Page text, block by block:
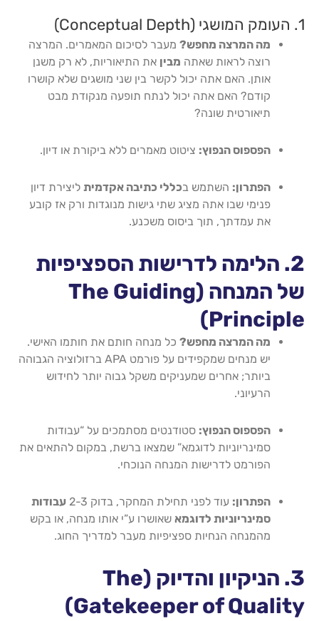
1. העומק המושגי (Conceptual Depth)
מה המרצה מחפש? מעבר לסיכום המאמרים. המרצה
רוצה לראות שאתה מבין את התיאוריות, לא רק משנן
אותן. האם אתה יכול לקשר בין שני מושגים שלא קושרו
קודם? האם אתה יכול לנתח תופעה מנקודת מבט
תיאורטית שונה?
הפספוס הנפוץ: ציטוט מאמרים ללא ביקורת או דיון.
הפתרון: השתמש בכללי כתיבה אקדמית ליצירת דיון
פנימי שבו אתה מציג שתי גישות מנוגדות ורק אז קובע
את עמדתך, תוך ביסוס משכנע.
2. הלימה לדרישות הספציפיות
של המנחה (The Guiding
Principle)
מה המרצה מחפש? כל מנחה חותם את חותמו האישי.
יש מנחים שמקפידים על פורמט APA ברזולוציה הגבוהה
ביותר; אחרים שמעניקים משקל גבוה יותר לחידוש
הרעיוני.
הפספוס הנפוץ: סטודנטים מסתמכים על “עבודות
סמינריוניות לדוגמא” שמצאו ברשת, במקום להתאים את
הפורמט לדרישות המנחה הנוכחי.
הפתרון: עוד לפני תחילת המחקר, בדוק 2-3
עבודות
סמינריוניות לדוגמא שאושרו ע”י אותו מנחה, או בקש
מהמנחה הנחיות ספציפיות מעבר למדריך החוג.
3. הניקיון והדיוק (The
Gatekeeper of Quality)